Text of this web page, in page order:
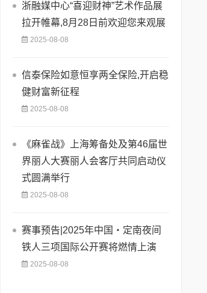
浙融媒中心“喜迎财神”艺术作品展
拉开帷幕,8月28日前欢迎您来观展
2025-08-08
信泰保险如意恒享两全保险,开启稳
健财富新征程
2025-08-08
《麻雀战》上海筹备处及第46届世
界丽人大赛丽人会客厅共同启动仪
式圆满举行
2025-08-08
赛事预告|2025年中国・定南夜间
铁人三项国际公开赛将燃情上演
2025-08-08